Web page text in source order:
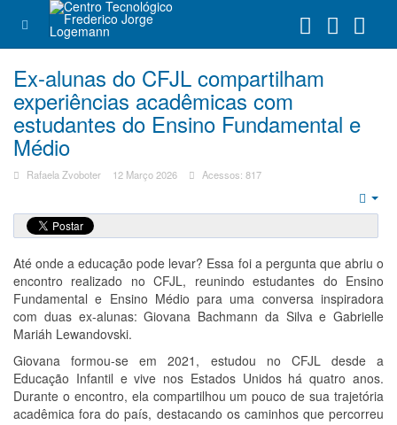
Ex-alunas do CFJL compartilham
experiências acadêmicas com
estudantes do Ensino Fundamental e
Médio
Rafaela Zvoboter 12 Março 2026 Acessos: 817
Até onde a educação pode levar? Essa foi a pergunta que abriu o
encontro realizado no CFJL, reunindo estudantes do Ensino
Fundamental e Ensino Médio para uma conversa inspiradora
com duas ex-alunas: Giovana Bachmann da Silva e Gabrielle
Mariáh Lewandovski.
Giovana formou-se em 2021, estudou no CFJL desde a
Educação Infantil e vive nos Estados Unidos há quatro anos.
Durante o encontro, ela compartilhou um pouco de sua trajetória
acadêmica fora do país, destacando os caminhos que percorreu